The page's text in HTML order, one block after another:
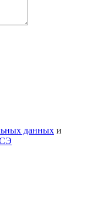
данных и